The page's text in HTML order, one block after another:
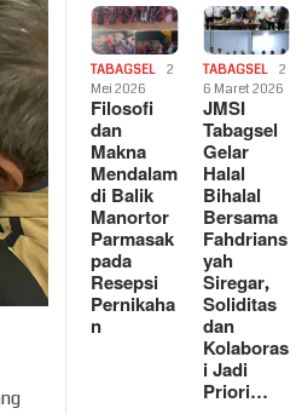
TABAGSEL
2
Mei 2026
Filosofi
dan
Makna
Mendalam
di Balik
Manortor
Parmasak
pada
Resepsi
Pernikaha
n
TABAGSEL
2
6 Maret 2026
JMSI
Tabagsel
Gelar
Halal
Bihalal
Bersama
Fahdrians
yah
Siregar,
Soliditas
dan
Kolaboras
i Jadi
Priori…